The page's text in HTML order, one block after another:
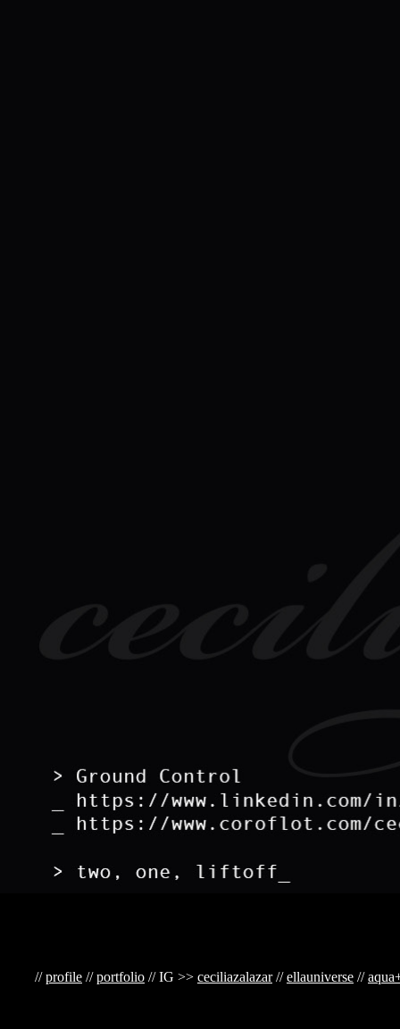
//profile //portfolio // IG >> ceciliazalazar//ellauniverse //